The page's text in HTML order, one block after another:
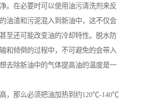
。在必要时可以使用油污清洗剂来反
油渣和污泥混入到新油中，这不仅会
至还可能改变油的冷却特性。脱水防
和倾倒的过程中，不可避免的会带入
去除新油中的气体提高油的温度是一
，那么必须把油加热到约120℃-140℃